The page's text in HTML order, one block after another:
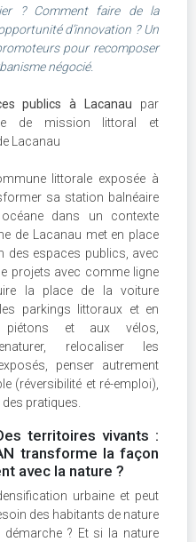
? Comment faire de la
d’innovation ? Un
pour recomposer
négocié.
publics à Lacanau par
de mission littoral et
Lacanau
littorale exposée à
sa station balnéaire
dans un contexte
de Lacanau met en place
des espaces publics, avec
projets avec comme ligne
la place de la voiture
parkings littoraux et en
piétons et aux vélos,
relocaliser les
penser autrement
(réversibilité et ré-emploi),
pratiques.
territoires vivants :
transforme la façon
avec la nature ?
urbaine et peut
des habitants de nature
démarche ? Et si la nature